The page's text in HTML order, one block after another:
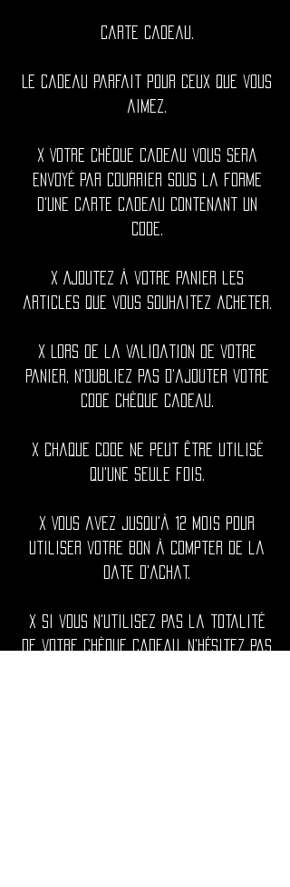
Carte cadeau.
Le cadeau parfait pour ceux que vous
aimez.
x Votre chèque cadeau vous sera
envoyé par courrier sous la forme
d'une carte cadeau contenant un
code.
x Ajoutez à votre panier les
articles que vous souhaitez acheter.
x Lors de la validation de votre
panier, n'oubliez pas d'ajouter votre
code chèque cadeau.
x Chaque code ne peut être utilisé
qu'une seule fois.
x Vous avez jusqu'à 12 mois pour
utiliser votre bon à compter de la
date d'achat.
x Si vous n'utilisez pas la totalité
de votre chèque cadeau, n'hésitez pas